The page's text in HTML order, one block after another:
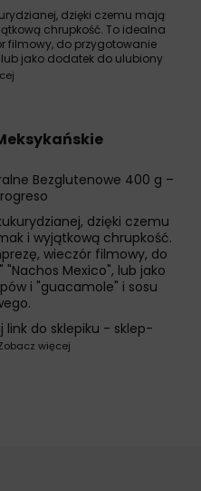
dzięki czemu mają
chrupkość. To idealna
filmowy, do przygotowanie
jako dodatek do ulubiony
Bezglutenowe 400 g –
dzięki czemu
i wyjątkową chrupkość.
wieczór filmowy, do
Mexico", lub jako
i "guacamole" i sosu
link do sklepiku - sklep-
więcej